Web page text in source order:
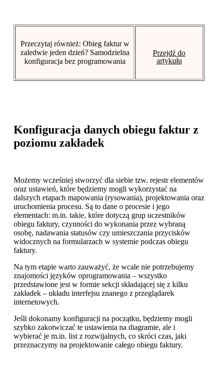
Przeczytaj również: Obieg faktur w
zaledwie jeden dzień? Samodzielna
konfiguracja bez programowania
Przejdź do
artykułu
Konfiguracja danych obiegu faktur z
poziomu zakładek
Możemy wcześniej stworzyć dla siebie tzw. rejestr elementów
oraz ustawień, które będziemy mogli wykorzystać na
dalszych etapach mapowania (rysowania), projektowania oraz
uruchomienia procesu. Są to dane o procesie i jego
elementach: m.in. takie, które dotyczą grup uczestników
obiegu faktury, czynności do wykonania przez wybraną
osobę, nadawania statusów czy umieszczania przycisków
widocznych na formularzach w systemie podczas obiegu
faktury.
Na tym etapie warto zauważyć, że wcale nie potrzebujemy
znajomości języków oprogramowania – wszystko
przedstawione jest w formie sekcji składającej się z kilku
zakładek – układu interfejsu znanego z przeglądarek
internetowych.
Jeśli dokonamy konfiguracji na początku, będziemy mogli
szybko zakotwiczać te ustawienia na diagramie, ale i
wybierać je m.in. list z rozwijalnych, co skróci czas, jaki
przeznaczymy na projektowanie całego obiegu faktury.